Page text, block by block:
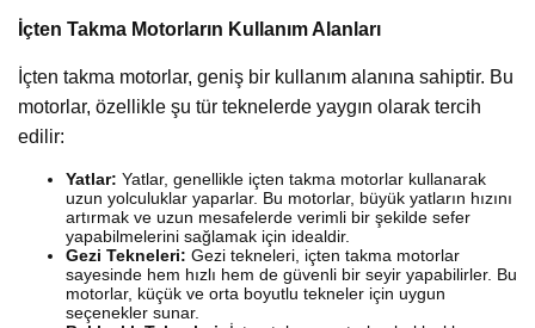
İçten Takma Motorların Kullanım Alanları
İçten takma motorlar, geniş bir kullanım alanına sahiptir. Bu
motorlar, özellikle şu tür teknelerde yaygın olarak tercih
edilir:
Yatlar: Yatlar, genellikle içten takma motorlar kullanarak
uzun yolculuklar yaparlar. Bu motorlar, büyük yatların hızını
artırmak ve uzun mesafelerde verimli bir şekilde sefer
yapabilmelerini sağlamak için idealdir.
Gezi Tekneleri: Gezi tekneleri, içten takma motorlar
sayesinde hem hızlı hem de güvenli bir seyir yapabilirler. Bu
motorlar, küçük ve orta boyutlu tekneler için uygun
seçenekler sunar.